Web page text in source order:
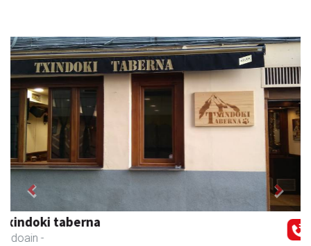
Izkiriota ardoak
Andoain
Previous Next